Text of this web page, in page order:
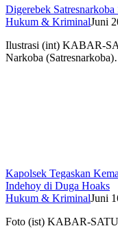
Digerebek
Hukum & KriminalJuni
Ilustrasi (int) KABAR-
Narkoba
Kapolsek Tegaskan
Indehoy di Duga Hoaks
Hukum & KriminalJuni
Foto (ist) KABAR-